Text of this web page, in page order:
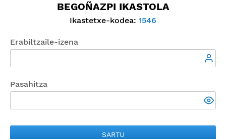
BEGOÑAZPI IKASTOLA
Ikastetxe-kodea: 1546
Erabiltzaile-izena
Pasahitza
SARTU